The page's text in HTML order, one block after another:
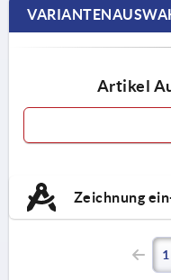
Artikel
Zeichnung
1